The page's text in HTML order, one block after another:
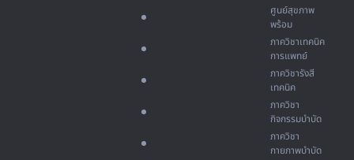
ศูนย์สุขภาพ
พร้อม
ภาควิชาเทคนิค
การแพทย์
ภาควิชารังสี
เทคนิค
ภาควิชา
กิจกรรมบำบัด
ภาควิชา
กายภาพบำบัด